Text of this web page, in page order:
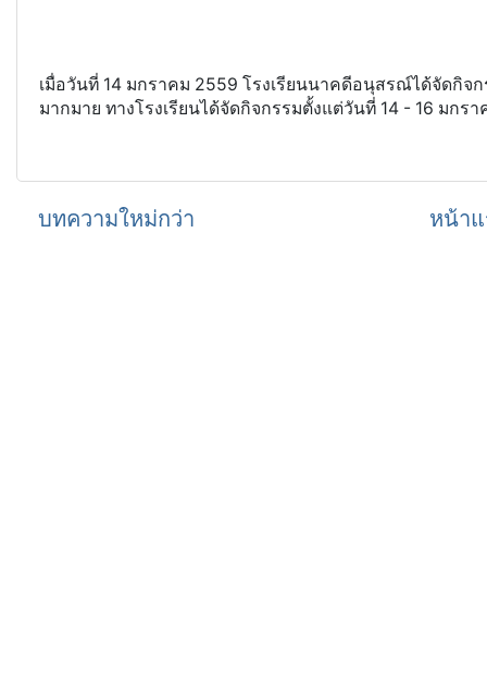
เมื่อวันที่ 14 มกราคม 2559 โรงเรียนนาคดีอนุสรณ์ได้จัดกิ
มากมาย ทางโรงเรียนได้จัดกิจกรรมตั้งแต่วันที่ 14 - 16 มกร
บทความใหม่กว่า หน้า